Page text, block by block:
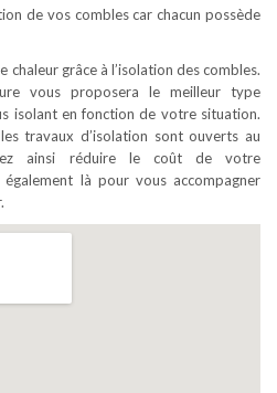
de vos combles car chacun possède
grâce à l’isolation des combles.
vous proposera le meilleur type
isolant en fonction de votre situation.
travaux d’isolation sont ouverts au
ainsi réduire le coût de votre
également là pour vous accompagner